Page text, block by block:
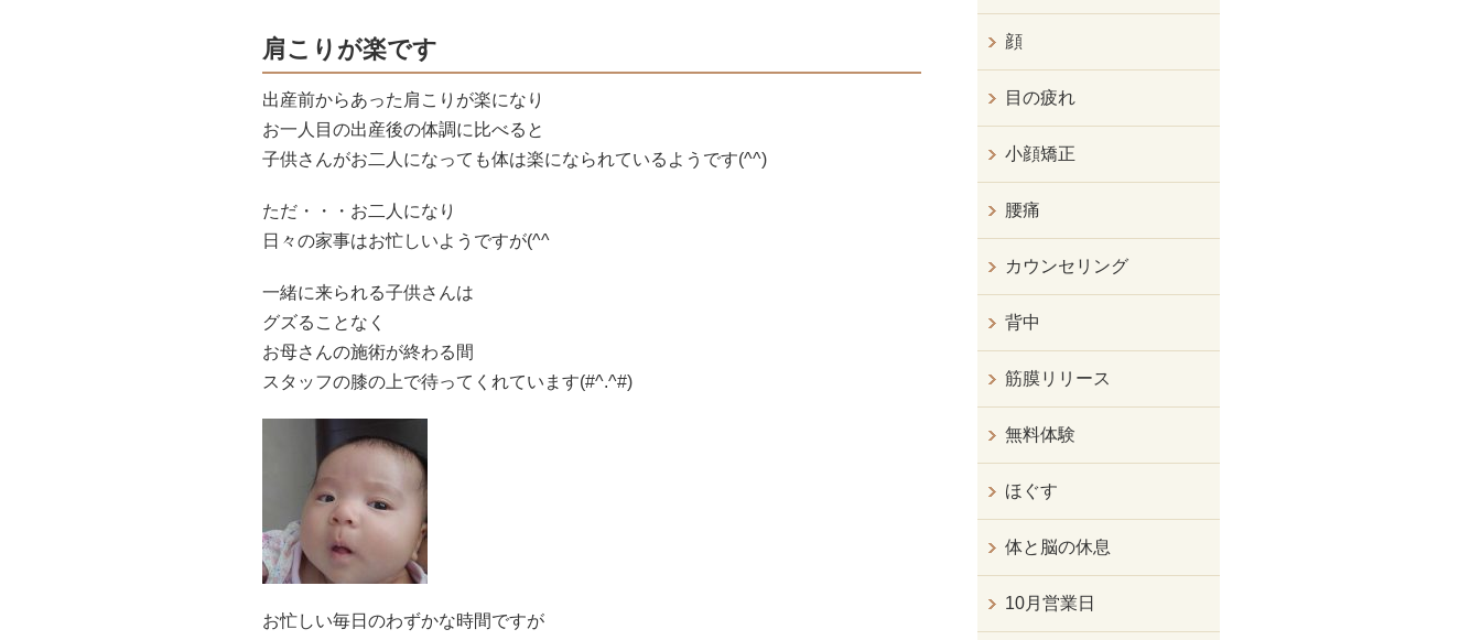
肩こりが楽です
出産前からあった肩こりが楽になり
お一人目の出産後の体調に比べると
子供さんがお二人になっても体は楽になられているようです(^^)
ただ・・・お二人になり
日々の家事はお忙しいようですが(^^ゞ
一緒に来られる子供さんは
グズることなく
お母さんの施術が終わる間
スタッフの膝の上で待ってくれています(#^.^#)
お忙しい毎日のわずかな時間ですが
顔
目の疲れ
小顔矯正
腰痛
カウンセリング
背中
筋膜リリース
無料体験
ほぐす
体と脳の休息
10月営業日